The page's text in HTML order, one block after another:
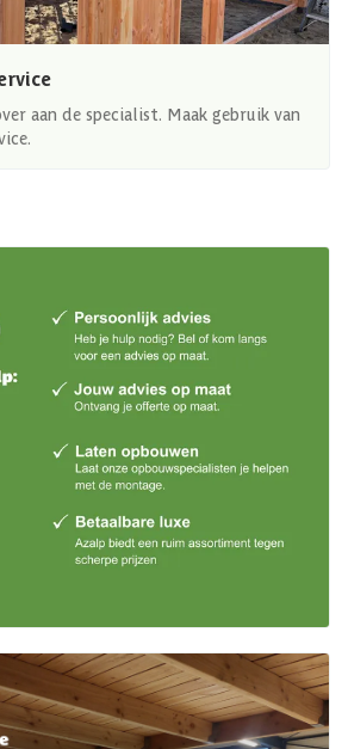
aan de specialist. Maak gebruik van